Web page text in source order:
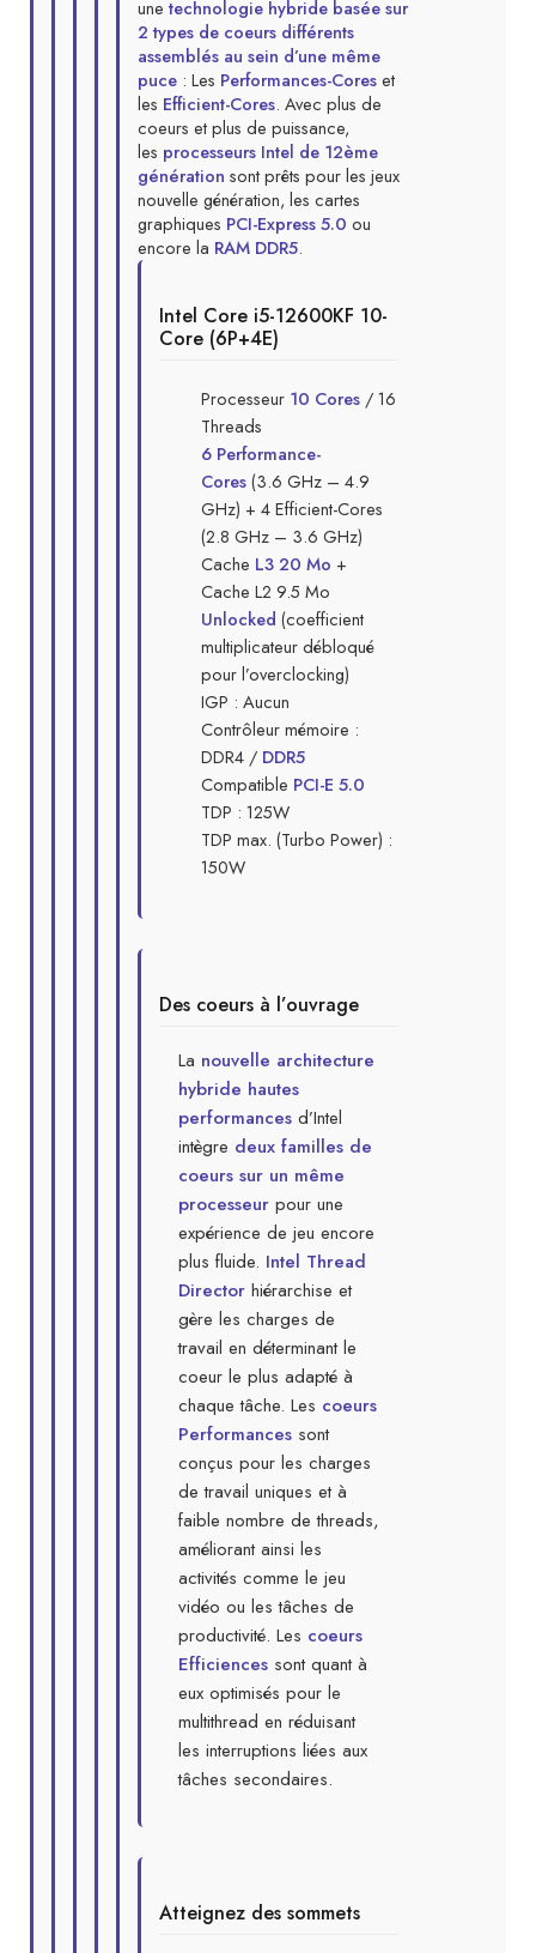
une technologie hybride basée sur
2 types de coeurs différents
assemblés au sein d’une même
puce : Les Performances-Coreset
les Efficient-Cores. Avec plus de
coeurs et plus de puissance,
les processeurs Intel de 12ème
génération sont prêts pour les jeux
nouvelle génération, les cartes
graphiques PCI-Express 5.0 ou
encore la RAM DDR5.
Intel Core i5-12600KF 10-
Core (6P+4E)
Processeur 10 Cores / 16
Threads
6 Performance-
Cores(3.6 GHz – 4.9
GHz) + 4 Efficient-Cores
(2.8 GHz – 3.6 GHz)
Cache L3 20 Mo +
Cache L2 9.5 Mo
Unlocked (coefficient
multiplicateur débloqué
pour l’overclocking)
IGP : Aucun
Contrôleur mémoire :
DDR4 / DDR5
Compatible PCI-E 5.0
TDP : 125W
TDP max. (Turbo Power) :
150W
Des coeurs à l’ouvrage
La nouvelle architecture
hybride hautes
performances d’Intel
intègre deux familles de
coeurs sur un même
processeur pour une
expérience de jeu encore
plus fluide. Intel Thread
Director hiérarchise et
gère les charges de
travail en déterminant le
coeur le plus adapté à
chaque tâche. Les coeurs
Performances sont
conçus pour les charges
de travail uniques et à
faible nombre de threads,
améliorant ainsi les
activités comme le jeu
vidéo ou les tâches de
productivité. Les coeurs
Efficiences sont quant à
eux optimisés pour le
multithread en réduisant
les interruptions liées aux
tâches secondaires.
Atteignez des sommets